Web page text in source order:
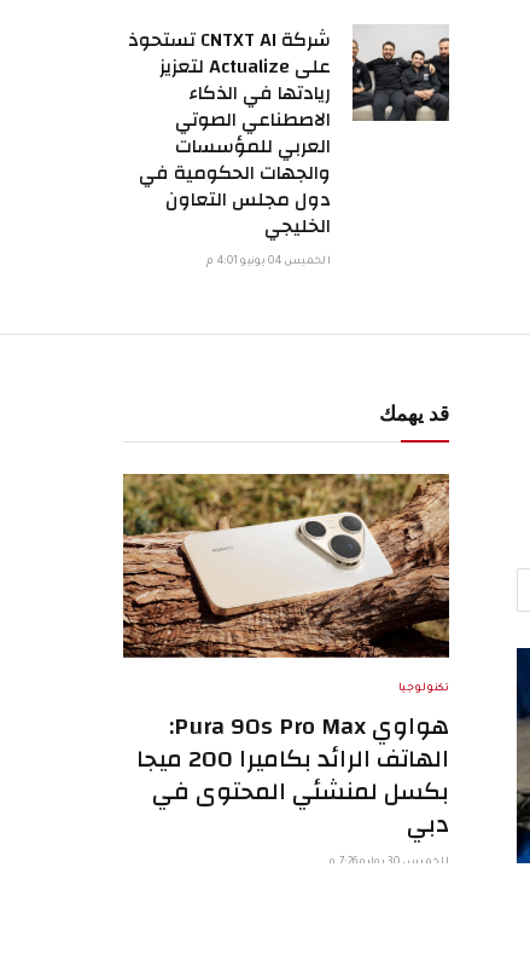
شركة CNTXT AI تستحوذ
على Actualize لتعزيز
ريادتها في الذكاء
الاصطناعي الصوتي
العربي للمؤسسات
والجهات الحكومية في
دول مجلس التعاون
الخليجي
الخميس 04 يونيو 4:01 م
قد يهمك
تكنولوجيا
هواوي Pura 90s Pro Max:
الهاتف الرائد بكاميرا 200 ميجا
بكسل لمنشئي المحتوى في
دبي
الخميس 30 يوليو 7:26 م